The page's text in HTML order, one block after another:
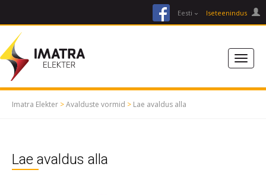
facebookEesti Iseteenindus
Imatra Elekter >Avalduste vormid > Lae avaldus alla
Lae avaldus alla